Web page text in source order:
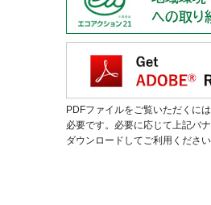
PDFファイルをご覧いただくに
必要です。必要に応じて上記バナ
ダウンロードしてご利用ください